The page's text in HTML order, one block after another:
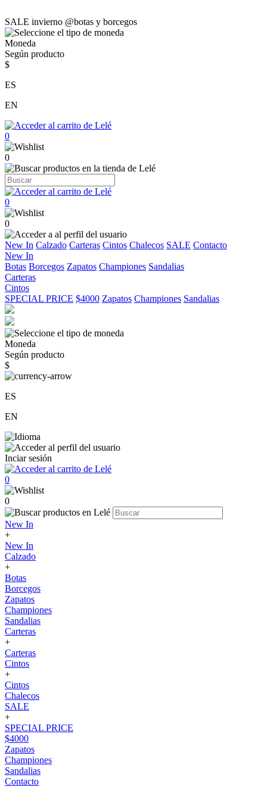
SALE invierno @botas y borcegos
Moneda
Según producto
$
ES
EN
0
0
0
0
New In Calzado Carteras Cintos Chalecos SALE Contacto
New In
Botas Borcegos Zapatos Championes Sandalias
Carteras
Cintos
SPECIAL PRICE $4000 Zapatos Championes Sandalias
Moneda
Según producto
$
ES
EN
Inciar sesión
0
0
New In
+
New In
Calzado
+
Botas
Borcegos
Zapatos
Championes
Sandalias
Carteras
+
Carteras
Cintos
+
Cintos
Chalecos
SALE
+
SPECIAL PRICE
$4000
Zapatos
Championes
Sandalias
Contacto